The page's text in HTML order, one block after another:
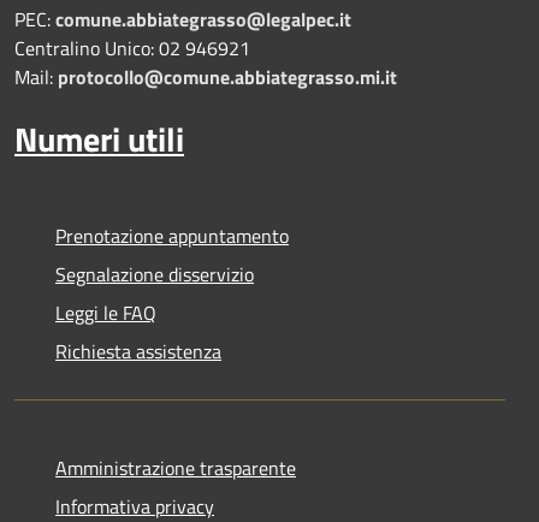
PEC:comune.abbiategrasso@legalpec.it
Centralino Unico: 02 946921
Mail: protocollo@comune.abbiategrasso.mi.it
Numeri utili
Prenotazione appuntamento
Segnalazione disservizio
Leggi le FAQ
Richiesta assistenza
Amministrazione trasparente
Informativa privacy